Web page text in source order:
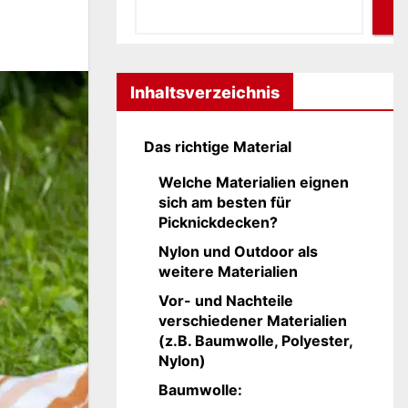
Inhaltsverzeichnis
Das richtige Material
Welche Materialien eignen
sich am besten für
Picknickdecken?
Nylon und Outdoor als
weitere Materialien
Vor- und Nachteile
verschiedener Materialien
(z.B. Baumwolle, Polyester,
Nylon)
Baumwolle: